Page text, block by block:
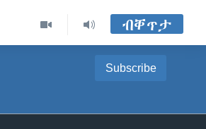
ብቐጥታ
Subscribe